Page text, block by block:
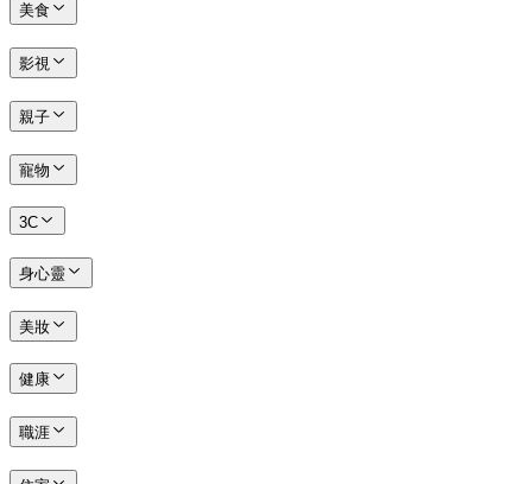
美食
影視
親子
寵物
3C
身心靈
美妝
健康
職涯